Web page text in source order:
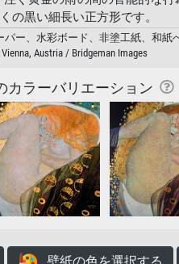
の黒い細長い正方形です。
ー、水彩ボード、非塗工紙、和紙
Austria / Bridgeman Images
カラーバリエーション